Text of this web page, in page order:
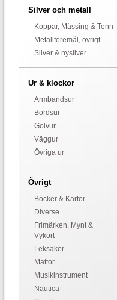
Silver och metall
Koppar, Mässing & Tenn
Metallföremål, övrigt
Silver & nysilver
Ur & klockor
Armbandsur
Bordsur
Golvur
Väggur
Övriga ur
Övrigt
Böcker & Kartor
Diverse
Frimärken, Mynt &
Vykort
Leksaker
Mattor
Musikinstrument
Nautica